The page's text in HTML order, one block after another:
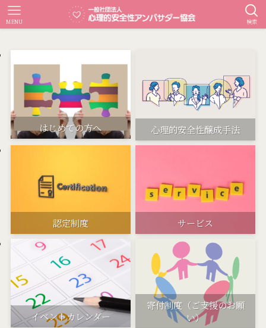
検索
MENU
はじめての方へ 心理的安全性醸成手法
認定制度 サービス
イベントカレンダー
寄付制度（ご支援のお願
い）